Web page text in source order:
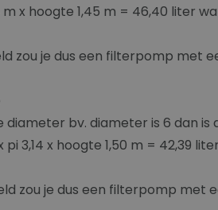
x hoogte 1,45 m = 46,40 liter
zou je dus een filterpomp met
diameter bv. diameter is 6 dan is
3,14 x hoogte 1,50 m = 42,39
zou je dus een filterpomp met